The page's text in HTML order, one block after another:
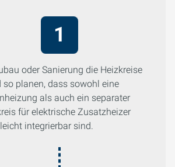
oder Sanierung die Heizkreise
so planen, dass sowohl eine
als auch ein separater
für elektrische Zusatzheizer
integrierbar sind.